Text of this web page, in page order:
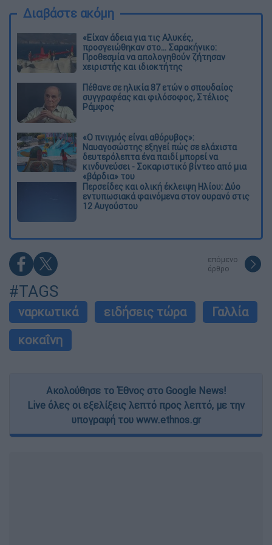
Διαβάστε ακόμη
«Είχαν άδεια για τις Αλυκές,
προσγειώθηκαν στο... Σαρακήνικο:
Προθεσμία να απολογηθούν ζήτησαν
χειριστής και ιδιοκτήτης
Πέθανε σε ηλικία 87 ετών ο σπουδαίος
συγγραφέας και φιλόσοφος, Στέλιος
Ράμφος
«Ο πνιγμός είναι αθόρυβος»:
Ναυαγοσώστης εξηγεί πώς σε ελάχιστα
δευτερόλεπτα ένα παιδί μπορεί να
κινδυνεύσει - Σοκαριστικό βίντεο από μια
«βάρδια» του
Περσείδες και ολική έκλειψη Ηλίου: Δύο
εντυπωσιακά φαινόμενα στον ουρανό στις
12 Αυγούστου
επόμενο
άρθρο
#TAGS
ναρκωτικά ειδήσεις τώρα
Γαλλία
κοκαΐνη
Ακολούθησε το Έθνος στο Google News!
Live όλες οι εξελίξεις λεπτό προς λεπτό, με την
υπογραφή του www.ethnos.gr